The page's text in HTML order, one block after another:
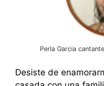
Perla Garcia
Desiste de